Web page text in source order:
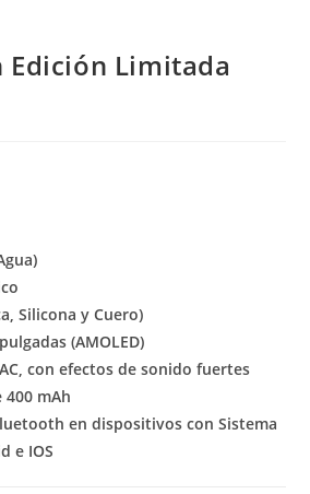
Edición Limitada
Silicona y Cuero)
(AMOLED)
con efectos de sonido fuertes
mAh
en dispositivos con Sistema
e IOS